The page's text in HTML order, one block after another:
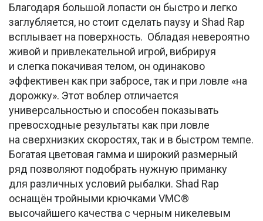
Благодаря большой лопасти он быстро и легко
заглубляется, но стоит сделать паузу и Shad Rap
всплывает на поверхность. Обладая невероятно
живой и привлекательной игрой, вибрируя
и слегка покачивая телом, он одинаково
эффективен как при забросе, так и при ловле «на
дорожку». Этот воблер отличается
универсальностью и способен показывать
превосходные результаты как при ловле
на сверхнизких скоростях, так и в быстром темпе.
Богатая цветовая гамма и широкий размерный
ряд позволяют подобрать нужную приманку
для различных условий рыбалки. Shad Rap
оснащён тройными крючками VMC®
высочайшего качества с черным никелевым